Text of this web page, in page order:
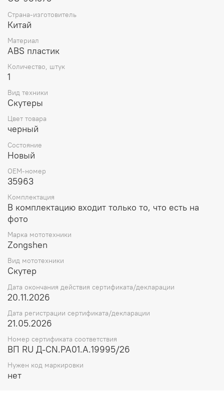
образом, облицовочный пластик имеет не только
практическую, но и эстетическую функции, делая его
более функциональным и привлекательным.
Страна-изготовитель
Китай
Материал
ABS пластик
Количество, штук
1
Вид техники
Скутеры
Цвет товара
черный
Состояние
Новый
OEM-номер
35963
Комплектация
В комплектацию входит только то, что есть на
фото
Марка мототехники
Zongshen
Вид мототехники
Скутер
Дата окончания действия сертификата/декларации
20.11.2026
Дата регистрации сертификата/декларации
21.05.2026
Номер сертификата соответствия
ВП RU Д-CN.РА01.А.19995/26
Нужен код маркировки
нет